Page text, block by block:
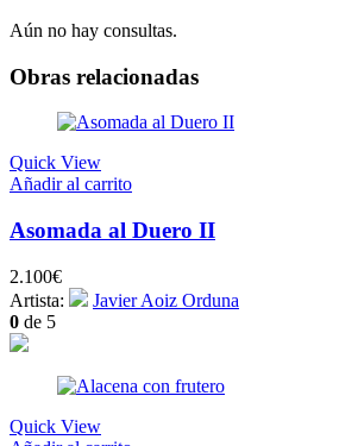
Aún no hay consultas.
Obras relacionadas
Quick View
Añadir al carrito
Asomada al Duero II
2.100€
Artista:
Javier Aoiz Orduna
0 de 5
Quick View